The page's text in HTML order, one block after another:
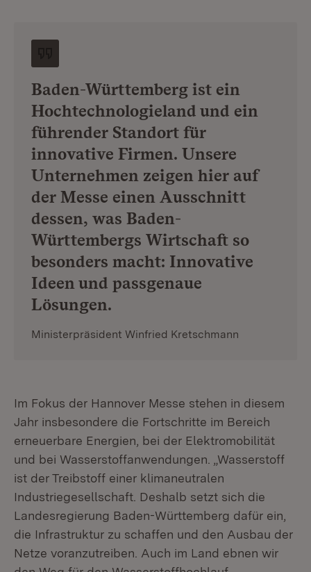
Baden-Württemberg ist ein
Hochtechnologieland und ein
führender Standort für
innovative Firmen. Unsere
Unternehmen zeigen hier auf
der Messe einen Ausschnitt
dessen, was Baden-
Württembergs Wirtschaft so
besonders macht: Innovative
Ideen und passgenaue
Lösungen.
Ministerpräsident Winfried Kretschmann
Im Fokus der Hannover Messe stehen in diesem
Jahr insbesondere die Fortschritte im Bereich
erneuerbare Energien, bei der Elektromobilität
und bei Wasserstoffanwendungen. „Wasserstoff
ist der Treibstoff einer klimaneutralen
Industriegesellschaft. Deshalb setzt sich die
Landesregierung Baden-Württemberg dafür ein,
die Infrastruktur zu schaffen und den Ausbau der
Netze voranzutreiben. Auch im Land ebnen wir